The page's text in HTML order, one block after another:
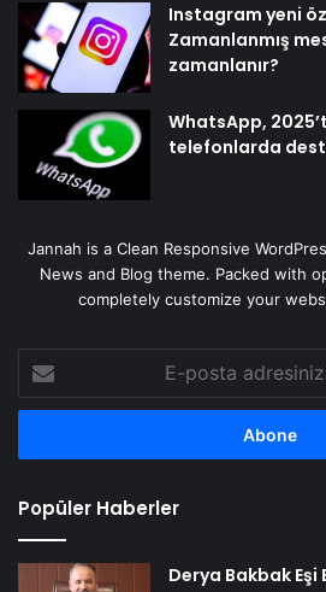
Instagram yeni
Zamanlanmış
zamanlanır?
WhatsApp,
telefonlarda
Jannah is a Clean Responsive
News and Blog theme. Packed with
completely customize your
posta
adresinizi
Popüler Haberler
Derya Bakbak